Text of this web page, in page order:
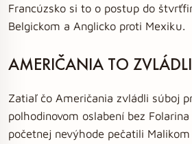
Francúzsko si to o postup do
Belgickom a Anglicko proti Mexiku.
AMERIČANIA TO ZVLÁDLI
Zatiaľ čo Američania zvládli súboj
polhodinovom oslabení bez
početnej nevýhode pečatili